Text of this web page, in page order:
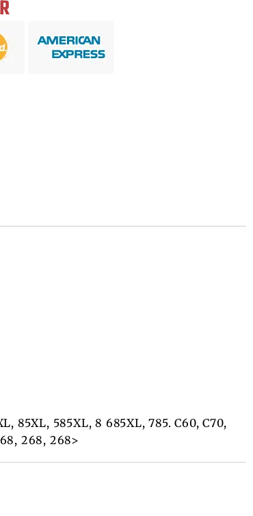
85XL, 585XL, 8 685XL, 785. C60, C70,
268, 268>